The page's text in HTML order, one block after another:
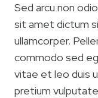
Sed arcu non
sit amet dictum
ullamcorper.
commodo sed
vitae et leo duis
pretium